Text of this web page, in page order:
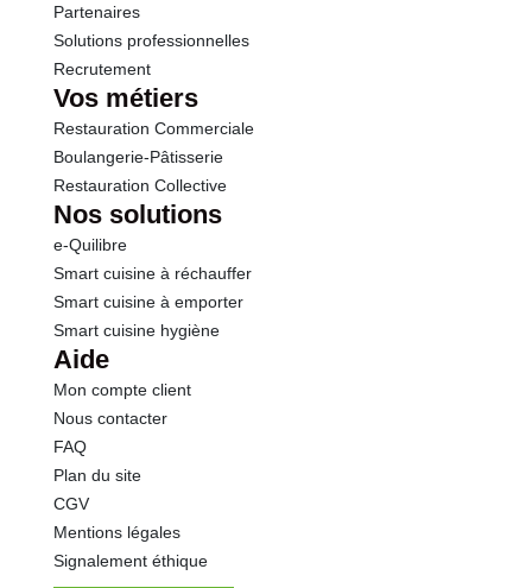
Partenaires
Solutions professionnelles
Recrutement
Vos métiers
Restauration Commerciale
Boulangerie-Pâtisserie
Restauration Collective
Nos solutions
e-Quilibre
Smart cuisine à réchauffer
Smart cuisine à emporter
Smart cuisine hygiène
Aide
Mon compte client
Nous contacter
FAQ
Plan du site
CGV
Mentions légales
Signalement éthique